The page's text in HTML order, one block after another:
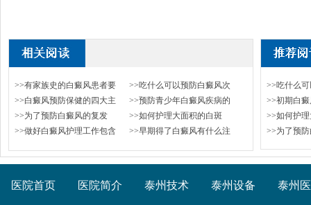
>>有家族史的白癜风患者要
>>吃什么可以预防白癜风次
>>白癜风预防保健的四大主
>>预防青少年白癜风疾病的
>>为了预防白癜风的复发
>>如何护理大面积的白斑
>>做好白癜风护理工作包含
>>早期得了白癜风有什么注
>>吃什么
>>初期白
>>如何护
>>为了预
医院首页 医院简介 泰州技术 泰州设备 泰州